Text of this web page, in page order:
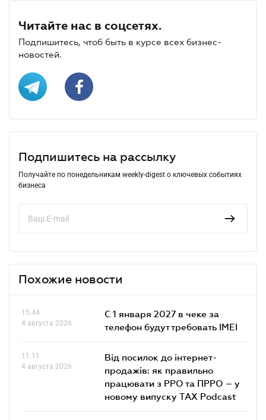
Читайте нас в соцсетях.
Подпишитесь, чтоб быть в курсе всех бизнес-
новостей.
Подпишитесь на рассылку
Получайте по понедельникам weekly-digest о ключевых событиях
бизнеса
Похожие новости
15.44
4 августа 2026
С 1 января 2027 в чеке за
телефон будут требовать IMEI
11.11
4 августа 2026
Від посилок до інтернет-
продажів: як правильно
працювати з РРО та ПРРО – у
новому випуску TAX Podcast